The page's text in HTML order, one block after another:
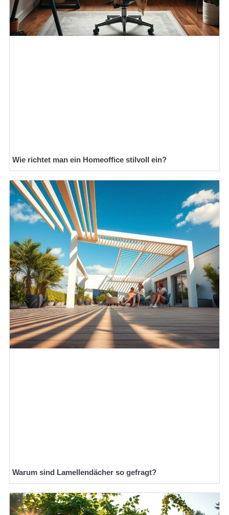
Wie richtet man ein Homeoffice stilvoll ein?
Warum sind Lamellendächer so gefragt?